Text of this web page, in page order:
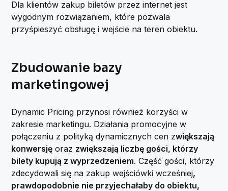
Dla klientów zakup biletów przez internet jest
wygodnym rozwiązaniem, które pozwala
przyśpieszyć obsługę i wejście na teren obiektu.
Zbudowanie bazy
marketingowej
Dynamic Pricing przynosi również korzyści w
zakresie marketingu. Działania promocyjne w
połączeniu z polityką dynamicznych cen zwiększają
konwersję oraz zwiększają liczbę gości, którzy
bilety kupują z wyprzedzeniem. Część gości, którzy
zdecydowali się na zakup wejściówki wcześniej,
prawdopodobnie nie przyjechałaby do obiektu,